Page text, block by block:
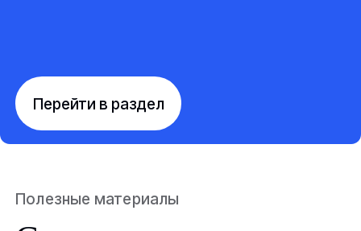
Перейти в раздел
Полезные материалы